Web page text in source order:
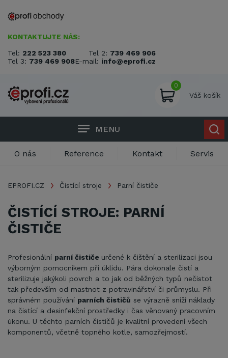
KONTAKTUJTE NÁS:
Tel: 222 523 380 Tel 2: 739 469 906
Tel 3: 739 469 908E-mail: info@eprofi.cz
0
Váš košík
MENU
O nás Reference Kontakt Servis
EPROFI.CZ Čistící stroje Parní čističe
ČISTÍCÍ STROJE: PARNÍ
ČISTIČE
Profesionální parní čističe určené k čištění a sterilizaci jsou
výborným pomocníkem při úklidu. Pára dokonale čistí a
sterilizuje jakýkoli povrch a to jak od běžných typů nečistot
tak především od mastnot z potravinářství či průmyslu. Při
správném používání parních čističů se výrazně sníží náklady
na čistící a desinfekční prostředky i čas věnovaný pracovním
úkonu. U těchto parních čističů je kvalitní provedení všech
komponentů, včetně topného kotle, samozřejmostí.